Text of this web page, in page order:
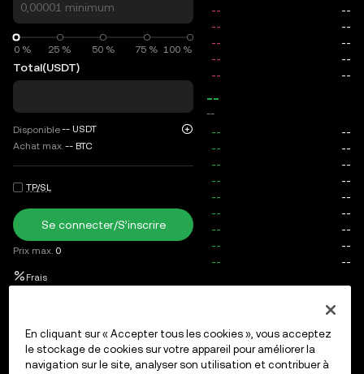
0 % 25 % 50 % 75 % 100 %
0 %
Total(USDT)
Disponible-- USDT
Achat max.-- BTC
TP/SL
Se connecter/S’inscrire
Prix max. 0
Frais
--
--
En cliquant sur « Accepter tous les cookies », vous acceptez
le stockage de cookies sur votre appareil pour améliorer la
navigation sur le site, analyser son utilisation et contribuer à